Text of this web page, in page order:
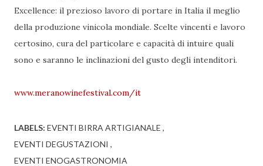
Excellence: il prezioso lavoro di portare in Italia il meglio
della produzione vinicola mondiale. Scelte vincenti e lavoro
certosino, cura del particolare e capacità di intuire quali
sono e saranno le inclinazioni del gusto degli intenditori.
www.meranowinefestival.com/it
LABELS: EVENTI BIRRA ARTIGIANALE
EVENTI DEGUSTAZIONI
EVENTI ENOGASTRONOMIA